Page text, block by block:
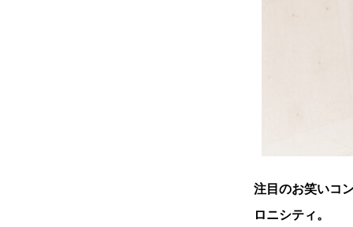
注目のお笑いコ
ロニシティ。